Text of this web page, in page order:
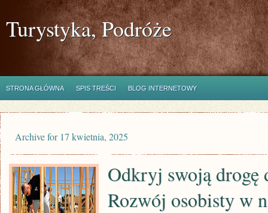
Turystyka, Podróże
STRONA GŁÓWNA SPIS TREŚCI BLOG INTERNETOWY
Archive for 17 kwietnia, 2025
Odkryj swoją drogę
Rozwój osobisty w